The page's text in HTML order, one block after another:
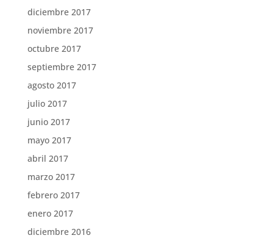
diciembre 2017
noviembre 2017
octubre 2017
septiembre 2017
agosto 2017
julio 2017
junio 2017
mayo 2017
abril 2017
marzo 2017
febrero 2017
enero 2017
diciembre 2016